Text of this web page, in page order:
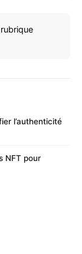
l’authenticité
NFT pour